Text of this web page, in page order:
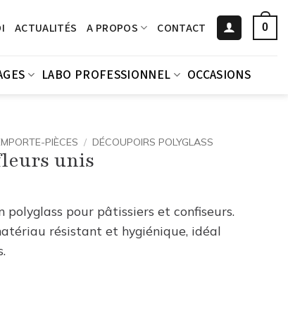
ACTUALITÉS A PROPOS CONTACT 0
LABO PROFESSIONNEL OCCASIONS
PIÈCES / DÉCOUPOIRS POLYGLASS
unis
polyglass pour pâtissiers et confiseurs.
résistant et hygiénique, idéal